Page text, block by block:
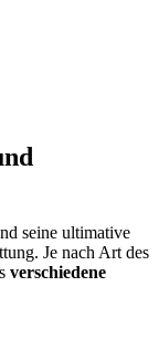
seine ultimative
Je nach Art des
verschiedene